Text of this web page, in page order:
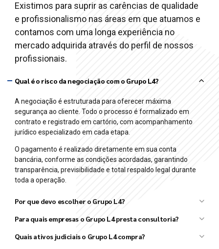
Existimos para suprir as carências de qualidade
e profissionalismo nas áreas em que atuamos e
contamos com uma longa experiência no
mercado adquirida através do perfil de nossos
profissionais.
Qual é o risco da negociação com o Grupo L4?
A negociação é estruturada para oferecer máxima
segurança ao cliente. Todo o processo é formalizado em
contrato e registrado em cartório, com acompanhamento
jurídico especializado em cada etapa.
O pagamento é realizado diretamente em sua conta
bancária, conforme as condições acordadas, garantindo
transparência, previsibilidade e total respaldo legal durante
toda a operação.
Por que devo escolher o Grupo L4?
L4 Taxx L4 Ativos
Para quais empresas o Grupo L4 presta consultoria?
Quais ativos judiciais o Grupo L4 compra?